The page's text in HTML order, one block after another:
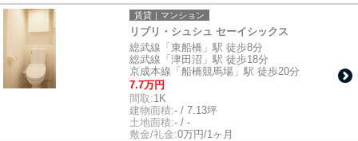
賃貸｜マンション
リブリ・シュシュ セーイシックス
総武線「東船橋」駅 徒歩8分
総武線「津田沼」駅 徒歩18分
京成本線「船橋競馬場」駅 徒歩20分
7.7万円
間取:1K
建物面積:- / 7.13坪
土地面積:- / -
敷金/礼金:0万円/1ヶ月